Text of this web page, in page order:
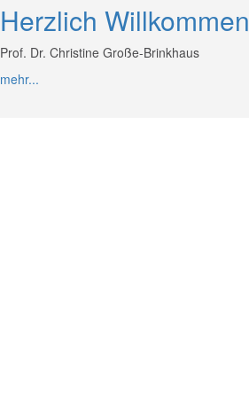
Herzlich Willkommen
Prof. Dr. Christine Große-Brinkhaus
mehr...